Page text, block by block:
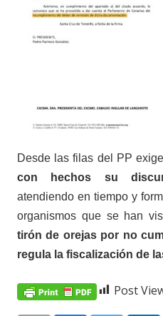
Desde las filas del PP
con hechos su
atendiendo en tiempo y
organismos que se han
tirón de orejas por no
regula la fiscalización de
Post